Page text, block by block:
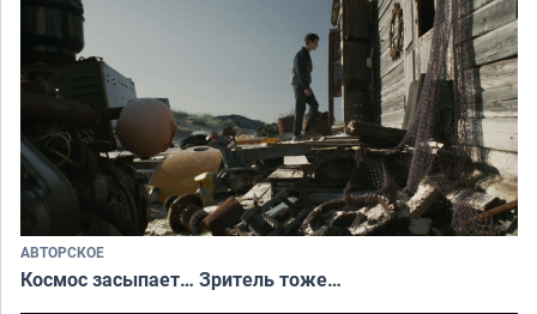
АВТОРСКОЕ
Космос засыпает… Зритель тоже…